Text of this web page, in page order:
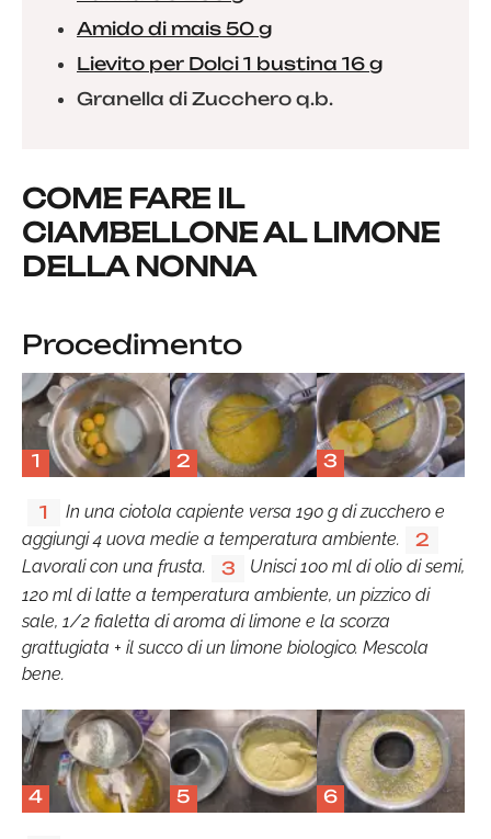
Amido di mais 50 g
Lievito per Dolci 1 bustina 16 g
Granella di Zucchero q.b.
COME FARE IL
CIAMBELLONE AL LIMONE
DELLA NONNA
Procedimento
1 2 3
1
In una ciotola capiente versa 190 g di zucchero e
aggiungi 4 uova medie a temperatura ambiente.
2
Lavorali con una frusta. 3
Unisci 100 ml di olio di semi,
120 ml di latte a temperatura ambiente, un pizzico di
sale, 1/2 fialetta di aroma di limone e la scorza
grattugiata + il succo di un limone biologico. Mescola
bene.
4 5 6